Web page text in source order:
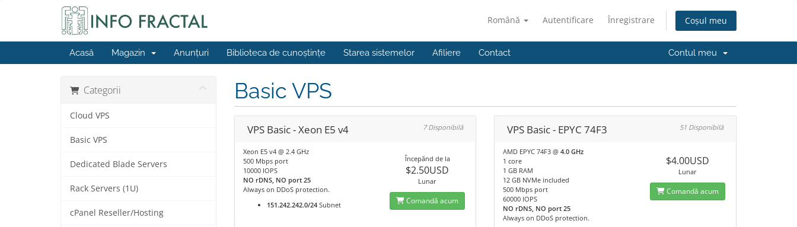
Română Autentificare Înregistrare Coșul meu
Acasă Magazin Anunțuri Biblioteca de cunoștințe Starea sistemelor Afiliere Contact Contul meu
Categorii
Cloud VPS
Basic VPS
Dedicated Blade Servers
Rack Servers (1U)
cPanel Reseller/Hosting
Basic VPS
VPS Basic - Xeon E5 v4 7 Disponibilă
Xeon E5 v4 @ 2.4 GHz
500 Mbps port
10000 IOPS
NO rDNS, NO port 25
Always on DDoS protection.
151.242.242.0/24Subnet
Începănd de la
$2.50USD
Lunar
Comandă acum
VPS Basic - EPYC 74F3 51 Disponibilă
AMD EPYC 74F3 @4.0 GHz
1 core
1 GB RAM
12 GB NVMe included
500 Mbps port
60000 IOPS
NO rDNS, NO port 25
Always on DDoS protection.
$4.00USD
Lunar
Comandă acum